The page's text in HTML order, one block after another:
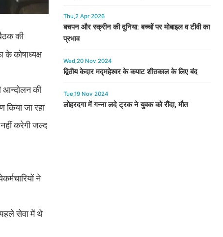
की
के कोषाध्यक्ष
आन्दोलन की
किया जा रहा
करेगी जल्द
ने
पहले सेवा में थे
कुमारी सैलजा
Thu,2 Apr 2026
बचपन और स्क्रीन की दुनिया: बच्चों पर मोबाइल व टीवी का
प्रभाव
Wed,20 Nov 2024
द्वितीय केदार मद्महेश्वर के कपाट शीतकाल के लिए बंद
Tue,19 Nov 2024
लोहरदगा में गन्ना लदे ट्रक ने युवक को रौंदा, मौत